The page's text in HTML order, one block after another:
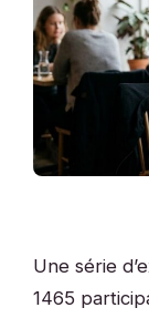
Une série
1465